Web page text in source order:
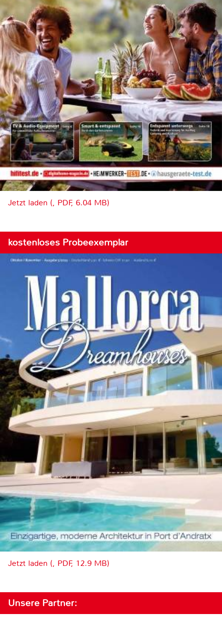
Jetzt laden (, PDF, 6.04 MB)
kostenloses Probeexemplar
Jetzt laden (, PDF, 12.9 MB)
Unsere Partner: